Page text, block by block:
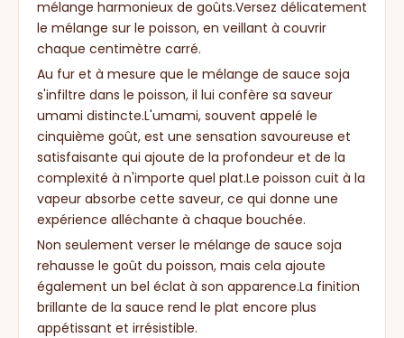
mélange harmonieux de goûts.Versez délicatement
le mélange sur le poisson, en veillant à couvrir
chaque centimètre carré.
Au fur et à mesure que le mélange de sauce soja
s'infiltre dans le poisson, il lui confère sa saveur
umami distincte.L'umami, souvent appelé le
cinquième goût, est une sensation savoureuse et
satisfaisante qui ajoute de la profondeur et de la
complexité à n'importe quel plat.Le poisson cuit à la
vapeur absorbe cette saveur, ce qui donne une
expérience alléchante à chaque bouchée.
Non seulement verser le mélange de sauce soja
rehausse le goût du poisson, mais cela ajoute
également un bel éclat à son apparence.La finition
brillante de la sauce rend le plat encore plus
appétissant et irrésistible.